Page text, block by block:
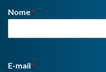
Nome*
E-mail *